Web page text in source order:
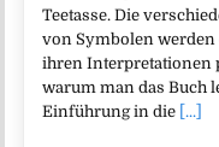
Teetasse. Die
von Symbolen
ihren Interpretationen
warum man das Buch
Einführung in die [...]